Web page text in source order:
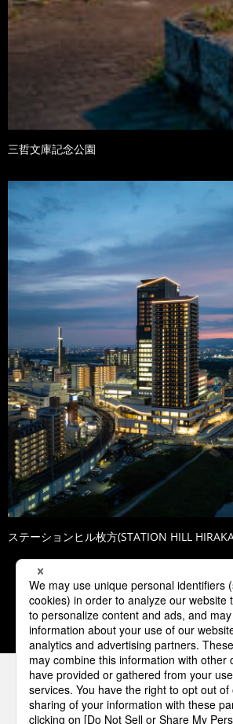
三哲文庫記念公園
ステーションヒル枚方(STATION HILL
1 2 3 4
パナソニックの電気設備 SNS